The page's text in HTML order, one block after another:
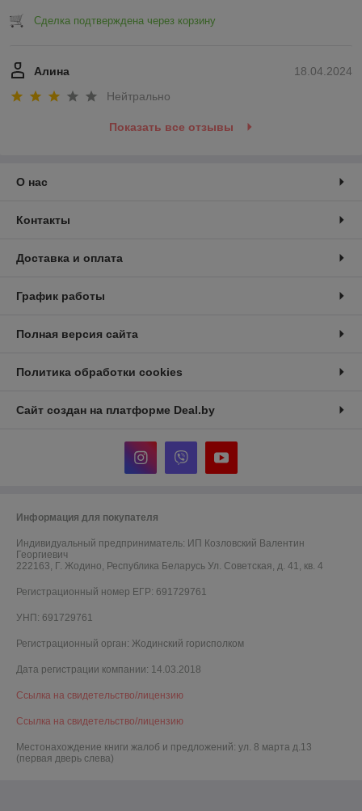
Сделка подтверждена через корзину
18.04.2024
Алина
Нейтрально
Показать все отзывы
О нас
Контакты
Доставка и оплата
График работы
Полная версия сайта
Политика обработки cookies
Сайт создан на платформе Deal.by
Информация для покупателя
Индивидуальный предприниматель: ИП Козловский Валентин
Георгиевич
222163, Г. Жодино, Республика Беларусь Ул. Советская, д. 41, кв. 4
Регистрационный номер ЕГР: 691729761
УНП: 691729761
Регистрационный орган: Жодинский горисполком
Дата регистрации компании: 14.03.2018
Ссылка на свидетельство/лицензию
Ссылка на свидетельство/лицензию
Местонахождение книги жалоб и предложений: ул. 8 марта д.13
(первая дверь слева)